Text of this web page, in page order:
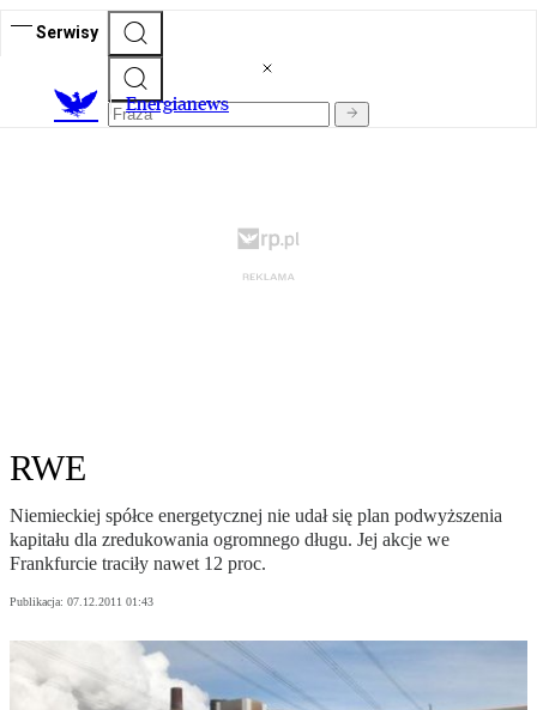
Serwisy
Energianews
RWE
Niemieckiej spółce energetycznej nie udał się plan podwyższenia
kapitału dla zredukowania ogromnego długu. Jej akcje we
Frankfurcie traciły nawet 12 proc.
Publikacja: 07.12.2011 01:43